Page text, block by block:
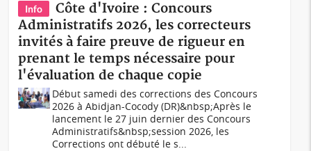
Info
Côte d'Ivoire : Concours
Administratifs 2026, les correcteurs
invités à faire preuve de rigueur en
prenant le temps nécessaire pour
l'évaluation de chaque copie
Début samedi des corrections des Concours
2026 à Abidjan-Cocody (DR)&nbsp;Après le
lancement le 27 juin dernier des Concours
Administratifs&nbsp;session 2026, les
Corrections ont débuté le s...